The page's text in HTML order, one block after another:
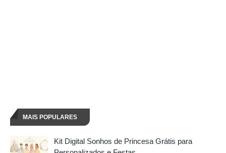
MAIS POPULARES
Kit Digital Sonhos de Princesa Grátis para